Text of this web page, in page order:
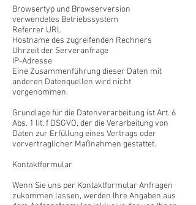
Browsertyp und Browserversion
verwendetes Betriebssystem
Referrer URL
Hostname des zugreifenden Rechners
Uhrzeit der Serveranfrage
IP-Adresse
Eine Zusammenführung dieser Daten mit
anderen Datenquellen wird nicht
vorgenommen.
Grundlage für die Datenverarbeitung ist Art. 6
Abs. 1 lit. f DSGVO, der die Verarbeitung von
Daten zur Erfüllung eines Vertrags oder
vorvertraglicher Maßnahmen gestattet.
Kontaktformular
Wenn Sie uns per Kontaktformular Anfragen
zukommen lassen, werden Ihre Angaben aus